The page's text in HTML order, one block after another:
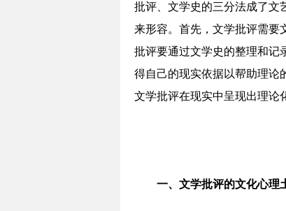
批评、文学史的三分法成了文
来形容。首先，文学批评需要
批评要通过文学史的整理和记
得自己的现实依据以帮助理论
文学批评在现实中呈现出理论
一、文学批评的文化心理